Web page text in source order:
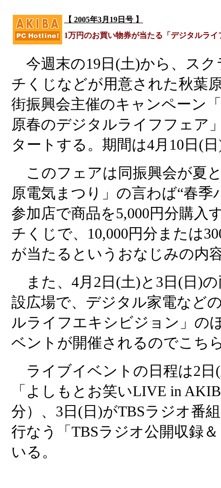
【 2005年3月19日号 】
1万円のお買い物券が当たる「デジタルライ
今週末の19日(土)から、スク
チくじなどが用意された秋葉
街振興会主催のキャンペーン
原春のデジタルライフフェア
タートする。期間は4月10日(
このフェアは同振興会が夏
原電気まつり」の言わば“春
参加店で商品を5,000円分購入
チくじで、10,000円分または
が当たるというおなじみの内
また、4月2日(土)と3日(日)
設広場で、デジタル家電など
ルライフエキシビジョン」の
ベントが開催されるのでこち
ライブイベントの日程は2日
「よしもとお笑いLIVE in
分）、3日(日)がTBSラジオ番
行なう「TBSラジオ公開収録
いる。